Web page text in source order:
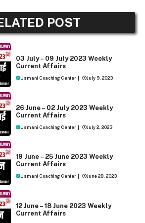
POST
03 July – 09 July 2023 Weekly
Current Affairs
Usmani Coaching Center | July 9, 2023
26 June – 02 July 2023 Weekly
Current Affairs
Usmani Coaching Center | July 2, 2023
19 June – 25 June 2023 Weekly
Current Affairs
Usmani Coaching Center | June 28, 2023
12 June – 18 June 2023 Weekly
Current Affairs